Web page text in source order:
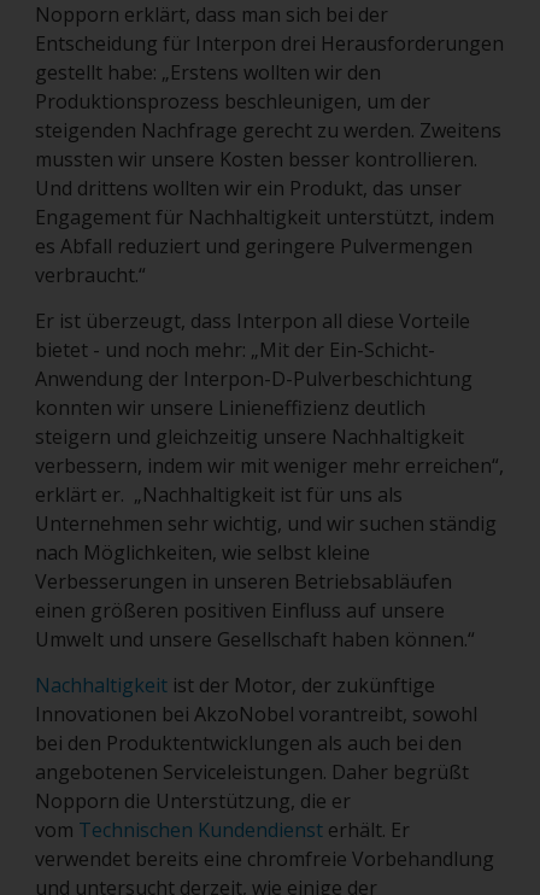
Nopporn erklärt, dass man sich bei der
Entscheidung für Interpon drei Herausforderungen
gestellt habe: „Erstens wollten wir den
Produktionsprozess beschleunigen, um der
steigenden Nachfrage gerecht zu werden. Zweitens
mussten wir unsere Kosten besser kontrollieren.
Und drittens wollten wir ein Produkt, das unser
Engagement für Nachhaltigkeit unterstützt, indem
es Abfall reduziert und geringere Pulvermengen
verbraucht.“
Er ist überzeugt, dass Interpon all diese Vorteile
bietet - und noch mehr: „Mit der Ein-Schicht-
Anwendung der Interpon-D-Pulverbeschichtung
konnten wir unsere Linieneffizienz deutlich
steigern und gleichzeitig unsere Nachhaltigkeit
verbessern, indem wir mit weniger mehr erreichen“,
erklärt er. „Nachhaltigkeit ist für uns als
Unternehmen sehr wichtig, und wir suchen ständig
nach Möglichkeiten, wie selbst kleine
Verbesserungen in unseren Betriebsabläufen
einen größeren positiven Einfluss auf unsere
Umwelt und unsere Gesellschaft haben können.“
Nachhaltigkeit ist der Motor, der zukünftige
Innovationen bei AkzoNobel vorantreibt, sowohl
bei den Produktentwicklungen als auch bei den
angebotenen Serviceleistungen. Daher begrüßt
Nopporn die Unterstützung, die er
vom Technischen Kundendienst erhält. Er
verwendet bereits eine chromfreie Vorbehandlung
und untersucht derzeit, wie einige der